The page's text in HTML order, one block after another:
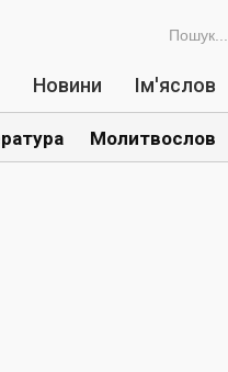
Новини Ім'яслов
Молитвослов